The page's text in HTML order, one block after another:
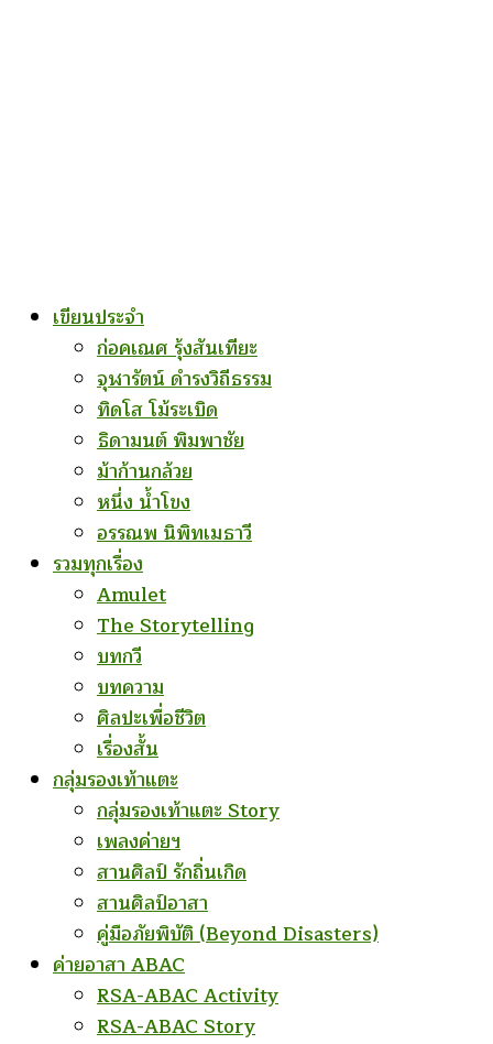
เขียนประจำ
ก่อคเณศ รุ้งสันเทียะ
จุฬารัตน์ ดำรงวิถีธรรม
ทิดโส โม้ระเบิด
ธิดามนต์ พิมพาชัย
ม้าก้านกล้วย
หนึ่ง น้ำโขง
อรรณพ นิพิทเมธาวี
รวมทุกเรื่อง
Amulet
The Storytelling
บทกวี
บทความ
ศิลปะเพื่อชีวิต
เรื่องสั้น
กลุ่มรองเท้าแตะ
กลุ่มรองเท้าแตะ Story
เพลงค่ายฯ
สานศิลป์ รักถิ่นเกิด
สานศิลป์อาสา
คู่มือภัยพิบัติ (Beyond Disasters)
ค่ายอาสา ABAC
RSA-ABAC Activity
RSA-ABAC Story